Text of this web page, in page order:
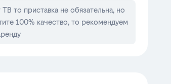
то приставка не обязательна, но
100% качество, то рекомендуем